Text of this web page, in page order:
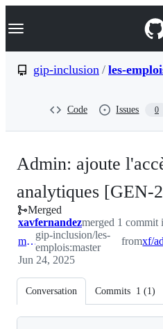
k
p
Navigation Menu
gip-inclusion / les-
Code Issues 0
Admin: ajoute
analytiques [GEN-
Merged
xavfernandezmerged 1 commit
master
gip-inclusion/les-
emplois:master
from
Jun 24, 2025
Conversation Commits 1 (1)